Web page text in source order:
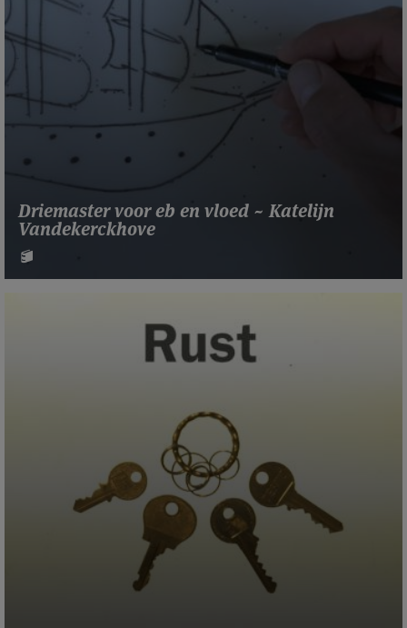
Driemaster voor eb en vloed ~ Katelijn
Vandekerckhove